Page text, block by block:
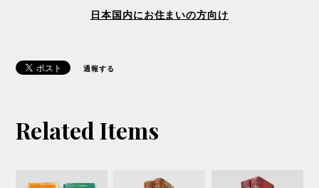
日本国内にお住まいの方向け
通報する
Related Items